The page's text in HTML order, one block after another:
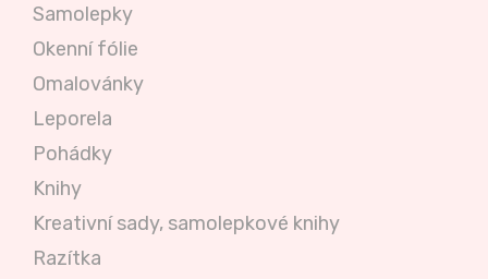
Samolepky
Okenní fólie
Omalovánky
Leporela
Pohádky
Knihy
Kreativní sady, samolepkové knihy
Razítka